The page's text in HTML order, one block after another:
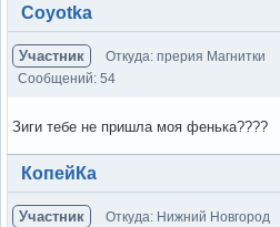
Вне форума
Coyotka
Участник Откуда: прерия Магнитки
Сообщений: 54
Зиги тебе не пришла моя фенька????
Вне форума
КопейКа
Участник Откуда: Нижний Новгород